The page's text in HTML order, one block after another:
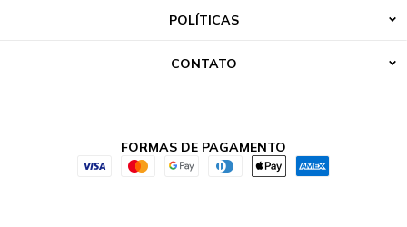
POLÍTICAS
CONTATO
FORMAS DE PAGAMENTO